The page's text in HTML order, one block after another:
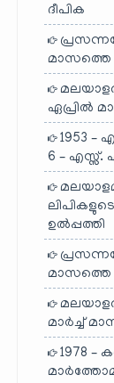
ദീപിക
മാസത്തെ
ഏപ്രിൽ
1953 –
6 – എസ്സ്.
ഉൽപ്പത്തി
മാസത്തെ
മാർച്ച്
1978 –